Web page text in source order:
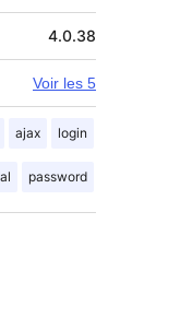
4.0.38
Voir les 5
ajax login
password